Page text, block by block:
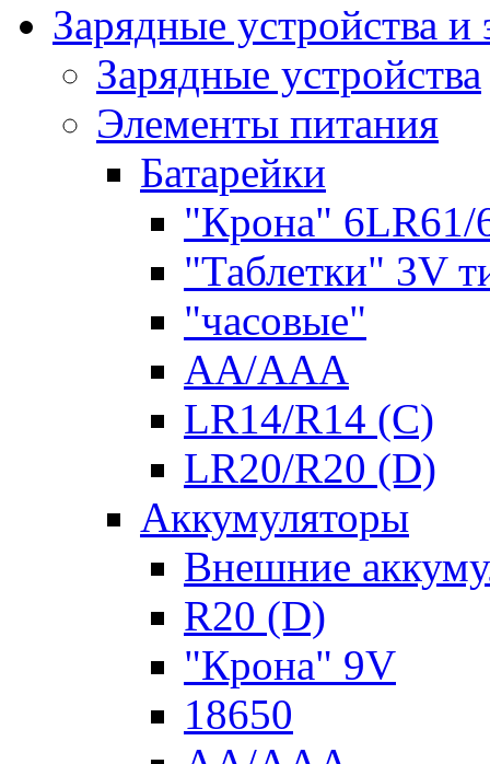
Зарядные устройства
Зарядные устройства
Элементы питания
Батарейки
"Крона" 6LR61/
"Таблетки" 3V
"часовые"
AA/AAA
LR14/R14 (C)
LR20/R20 (D)
Аккумуляторы
Внешние
R20 (D)
"Крона" 9V
18650